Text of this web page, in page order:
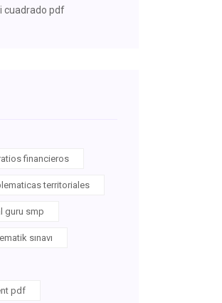
cuadrado pdf
financieros
territoriales
guru smp
sınavı
pdf